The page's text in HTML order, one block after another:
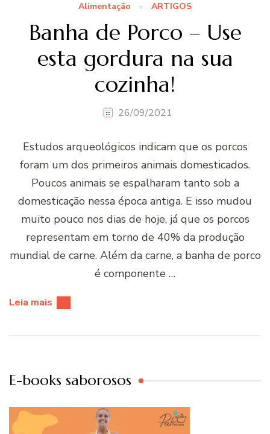
Alimentação ARTIGOS
Banha de Porco – Use
esta gordura na sua
cozinha!
26/09/2021
Estudos arqueológicos indicam que os porcos
foram um dos primeiros animais domesticados.
Poucos animais se espalharam tanto sob a
domesticação nessa época antiga. E isso mudou
muito pouco nos dias de hoje, já que os porcos
representam em torno de 40% da produção
mundial de carne. Além da carne, a banha de porco
é componente …
Leia mais
E-books saborosos